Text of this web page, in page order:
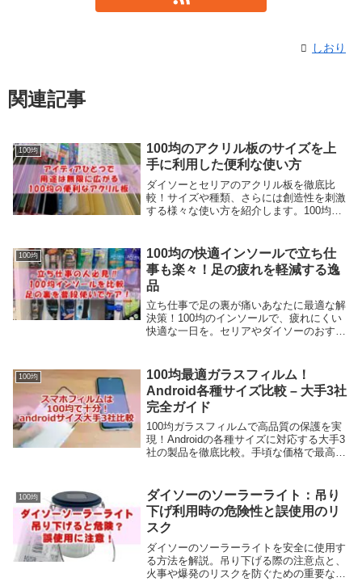
しおり
関連記事
100均
100均のアクリル板のサイズを上
手に利用した便利な使い方
ダイソーとセリアのアクリル板を徹底比
較！サイズや種類、さらには創造性を刺激
する様々な使い方を紹介します。100均で
100均
100均の快適インソールで立ち仕
事も楽々！足の疲れを軽減する逸
品
立ち仕事で足の裏が痛いあなたに最適な解
決策！100均のインソールで、疲れにくい
快適な一日を。セリアやダイソーのおすす
なたの足のメンテナンス「ながらケア」に
も一役買います。立ち仕事をしていると足
が浮腫んだり、疲れやすくなったり腰が痛
くなったりしますよね。解決案の一つとし
ては靴にインソールを仕込むことです！今
回は、100均商品の中から推薦できる商品
を紹介していきます！
100均
100均最適ガラスフィルム！
Android各種サイズ比較 – 大手3社
完全ガイド
100均ガラスフィルムで高品質の保護を実
現！Androidの各種サイズに対応する大手3
社の製品を徹底比較。手頃な価格で最高の
100均
ダイソーのソーラーライト：吊り
下げ利用時の危険性と誤使用のリ
スク
ダイソーのソーラーライトを安全に使用す
る方法を解説。吊り下げる際の注意点と、
火事や爆発のリスクを防ぐための重要なヒ